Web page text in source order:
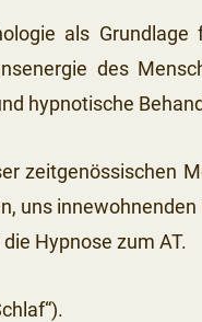
als Grundlage
des
hypnotische
zeitgenössischen
uns innewohnenden
Hypnose zum AT.